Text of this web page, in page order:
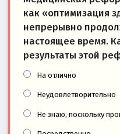
как «оптимизация
непрерывно
настоящее время.
результаты этой
На отлично
Неудовлетворительно
Не знаю, поскольку